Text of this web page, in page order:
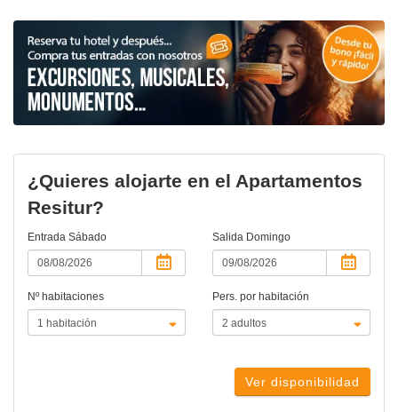
¿Quieres alojarte en el Apartamentos
Resitur?
Entrada Sábado Salida Domingo
Nº habitaciones Pers. por habitación
Ver disponibilidad